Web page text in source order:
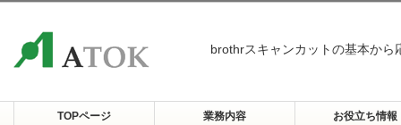
brothrスキャンカットの基本から
TOPページ 業務内容 お役立ち情報